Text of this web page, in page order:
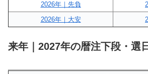
2026年｜先負
2026年｜大安
来年｜2027年の暦注下段・選日